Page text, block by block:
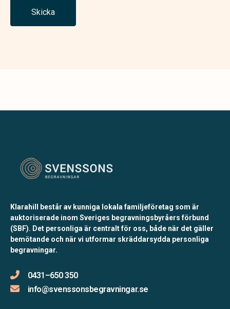
Skicka
Klarahill består av kunniga lokala familjeföretag som är
auktoriserade inom Sveriges begravningsbyråers förbund
(SBF). Det personliga är centralt för oss, både när det gäller
bemötande och när vi utformar skräddarsydda personliga
begravningar.
0431–650 350
info@svenssonsbegravningar.se